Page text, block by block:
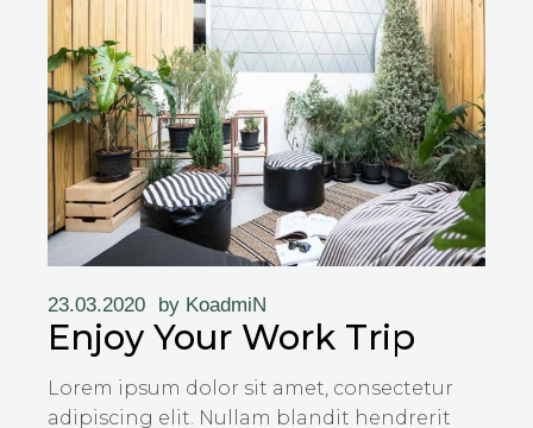
23.03.2020 by KoadmiN
Enjoy Your Work Trip
Lorem ipsum dolor sit amet, consectetur
adipiscing elit. Nullam blandit hendrerit